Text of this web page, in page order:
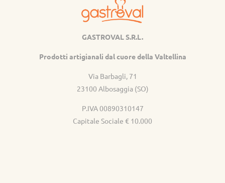
GASTROVAL S.R.L.
Prodotti artigianali dal cuore della Valtellina
Via Barbagli, 71
23100 Albosaggia (SO)
P.IVA 00890310147
Capitale Sociale € 10.000